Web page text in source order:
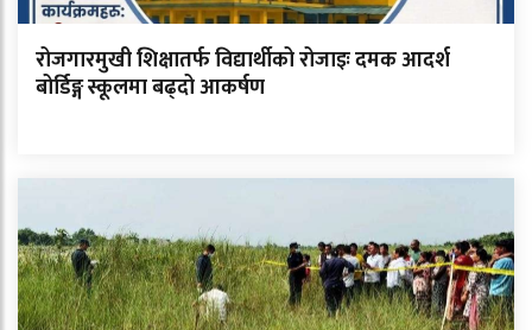
रोजगारमुखी शिक्षातर्फ विद्यार्थीको रोजाइः दमक आदर्श
बोर्डिङ्ग स्कूलमा बढ्दो आकर्षण